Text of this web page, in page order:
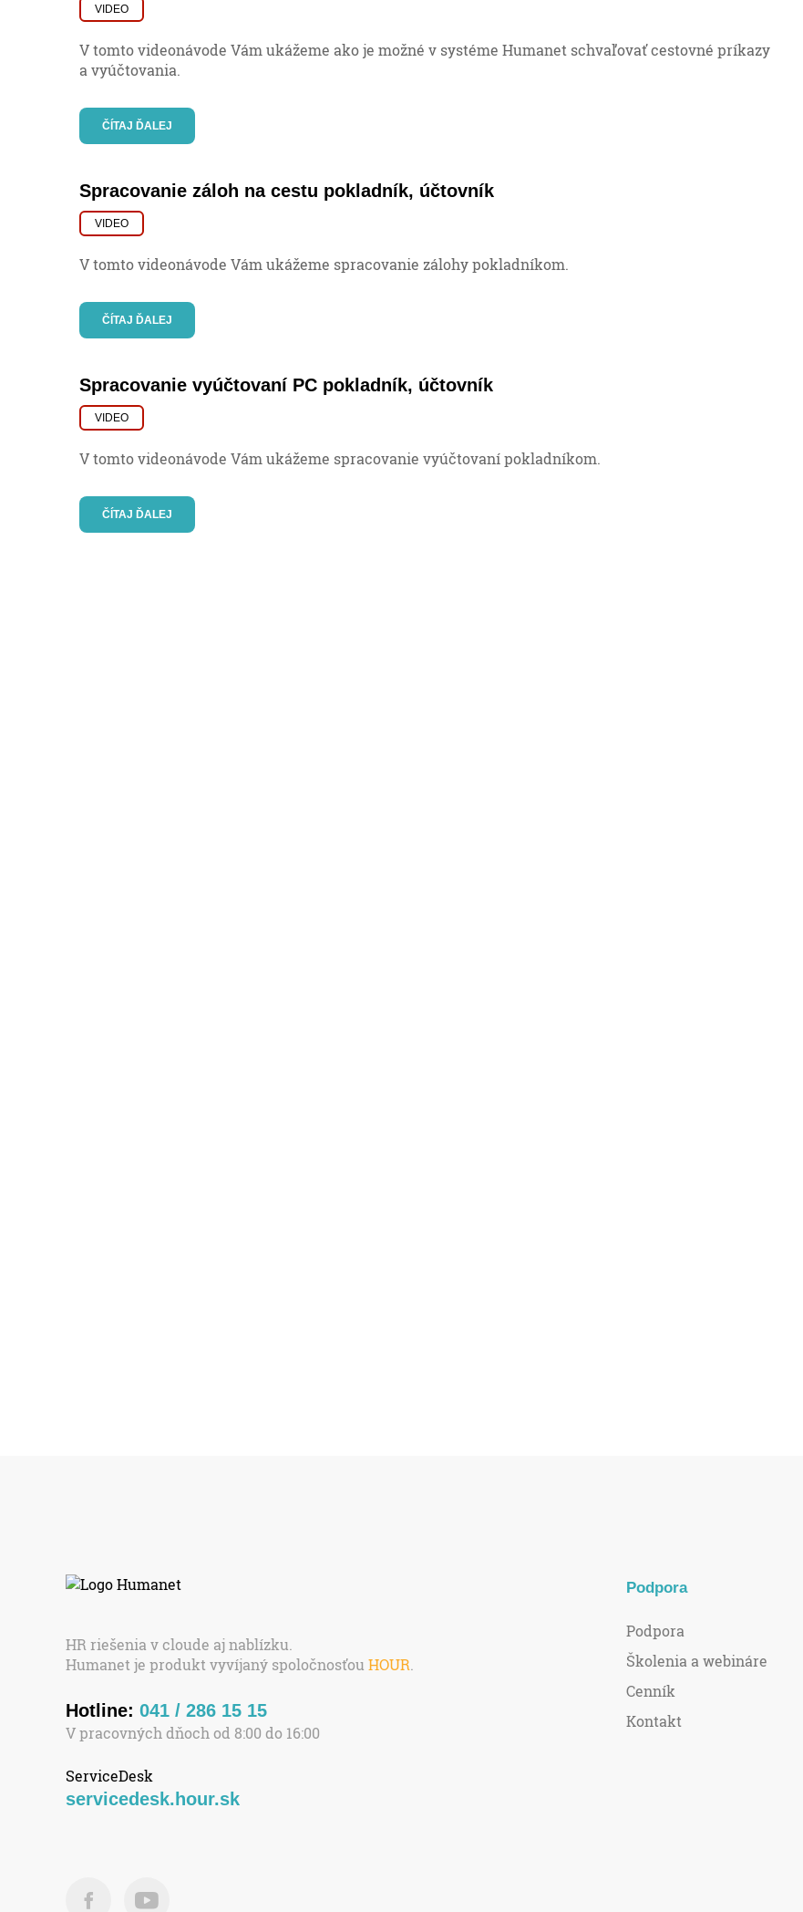
VIDEO
V tomto videonávode Vám ukážeme ako je možné v systéme Humanet schvaľovať cestovné príkazy
a vyúčtovania.
ČÍTAJ ĎALEJ
Spracovanie záloh na cestu pokladník, účtovník
VIDEO
V tomto videonávode Vám ukážeme spracovanie zálohy pokladníkom.
ČÍTAJ ĎALEJ
Spracovanie vyúčtovaní PC pokladník, účtovník
VIDEO
V tomto videonávode Vám ukážeme spracovanie vyúčtovaní pokladníkom.
ČÍTAJ ĎALEJ
HR riešenia v cloude aj nablízku.
Humanet je produkt vyvíjaný spoločnosťou HOUR
Hotline: 041 / 286 15 15
V pracovných dňoch od 8:00 do 16:00
ServiceDesk
servicedesk.hour.sk
Podpora
Podpora
Školenia a webináre
Cenník
Kontakt